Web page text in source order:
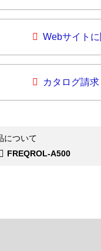
Webサイト
カタログ請求
について
FREQROL-A500